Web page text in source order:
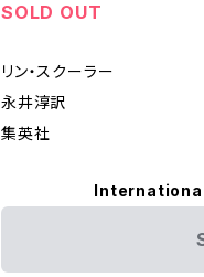
SOLD OUT
リン・スクーラー
永井淳訳
集英社